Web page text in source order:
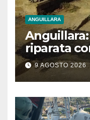
ANGUILLARA
riparata
9 AGOSTO 2026